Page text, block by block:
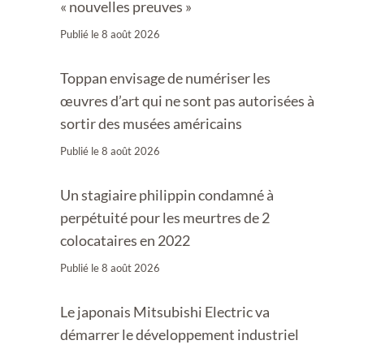
« nouvelles preuves »
Publié le8 août 2026
Toppan envisage de numériser les
œuvres d’art qui ne sont pas autorisées à
sortir des musées américains
Publié le8 août 2026
Un stagiaire philippin condamné à
perpétuité pour les meurtres de 2
colocataires en 2022
Publié le8 août 2026
Le japonais Mitsubishi Electric va
démarrer le développement industriel